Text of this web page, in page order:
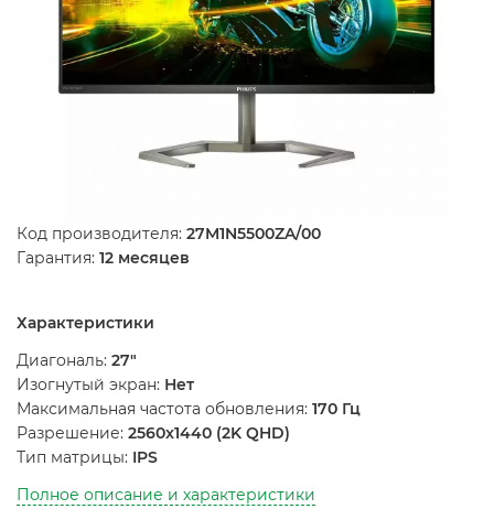
Код производителя: 27M1N5500ZA/00
Гарантия: 12 месяцев
Характеристики
Диагональ: 27"
Изогнутый экран: Нет
Максимальная частота обновления: 170 Гц
Разрешение: 2560x1440 (2K QHD)
Тип матрицы: IPS
Полное описание и характеристики